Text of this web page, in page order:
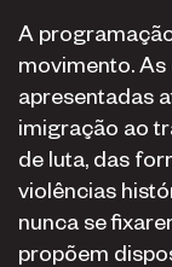
A
movimento.
apresentadas
imigração ao
de luta, das
violências
nunca se
propõem